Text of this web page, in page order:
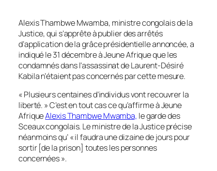
Alexis Thambwe Mwamba, ministre congolais de la
Justice, qui s’apprête à publier des arrêtés
d’application de la grâce présidentielle annoncée, a
indiqué le 31 décembre à Jeune Afrique que les
condamnés dans l’assassinat de Laurent-Désiré
Kabila n’étaient pas concernés par cette mesure.
« Plusieurs centaines d’individus vont recouvrer la
liberté. » C’est en tout cas ce qu’affirme àJeune
AfriqueAlexis Thambwe Mwamba, le garde des
Sceaux congolais. Le ministre de la Justice précise
néanmoins qu’ « il faudra une dizaine de jours pour
sortir [de la prison] toutes les personnes
concernées ».